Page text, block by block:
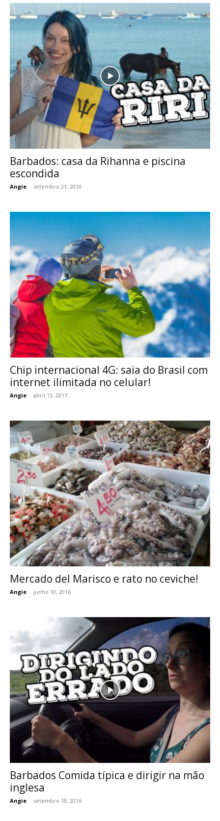
Barbados: casa da Rihanna e piscina
escondida
Angie - setembro 21, 2016
Chip internacional 4G: saia do Brasil com
internet ilimitada no celular!
Angie - abril 13, 2017
Mercado del Marisco e rato no ceviche!
Angie - junho 10, 2016
Barbados Comida típica e dirigir na mão
inglesa
Angie - setembro 18, 2016